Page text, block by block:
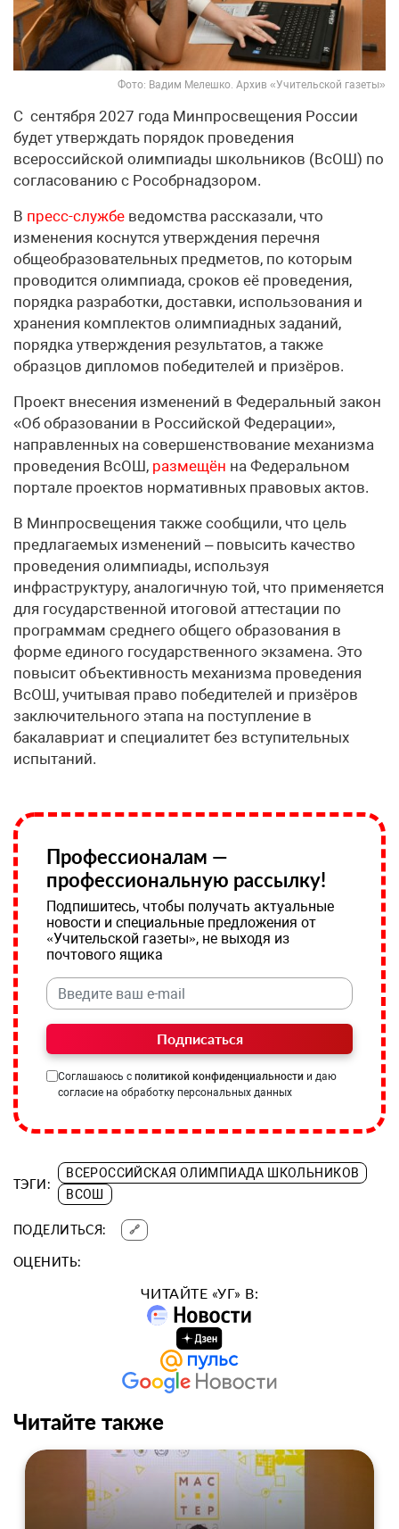
Фото: Вадим Мелешко. Архив «Учительской газеты»
С сентября 2027 года Минпросвещения России
будет утверждать порядок проведения
всероссийской олимпиады школьников (ВсОШ) по
согласованию с Рособрнадзором.
В пресс-службе ведомства рассказали, что
изменения коснутся утверждения перечня
общеобразовательных предметов, по которым
проводится олимпиада, сроков её проведения,
порядка разработки, доставки, использования и
хранения комплектов олимпиадных заданий,
порядка утверждения результатов, а также
образцов дипломов победителей и призёров.
Проект внесения изменений в Федеральный закон
«Об образовании в Российской Федерации»,
направленных на совершенствование механизма
проведения ВсОШ, размещён на Федеральном
портале проектов нормативных правовых актов.
В Минпросвещения также сообщили, что цель
предлагаемых изменений – повысить качество
проведения олимпиады, используя
инфраструктуру, аналогичную той, что применяется
для государственной итоговой аттестации по
программам среднего общего образования в
форме единого государственного экзамена. Это
повысит объективность механизма проведения
ВсОШ, учитывая право победителей и призёров
заключительного этапа на поступление в
бакалавриат и специалитет без вступительных
испытаний.
Профессионалам —
профессиональную рассылку!
Подпишитесь, чтобы получать актуальные
новости и специальные предложения от
«Учительской газеты», не выходя из
почтового ящика
Подписаться
Соглашаюсь с политикой конфиденциальности и даю
согласие на обработку персональных данных
ТЭГИ:
ВСЕРОССИЙСКАЯ ОЛИМПИАДА ШКОЛЬНИКОВ
ВСОШ
ПОДЕЛИТЬСЯ:
ОЦЕНИТЬ:
ЧИТАЙТЕ «УГ» В:
Читайте также